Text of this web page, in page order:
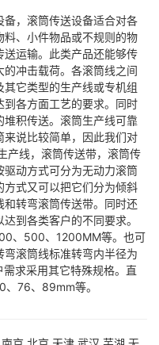
，滚筒传送设备适合对各
、小件物品或不规则的物
运输。此类产品还能够传
冲击载荷。各滚筒线之间
它类型的生产线或专机组
各方面工艺的要求。同时
积传送。滚筒生产线可靠
说比较简单，因此我们对
产线，滚筒传送带，滚筒传
动方式可分为无动力滚筒
式又可以把它们分为倾斜
转弯滚筒传送带。同时还
到各类客户的不同要求。
、500、1200MM等。也可
滚筒线标准转弯内半径为
求采用其它特殊规格。直
76、89mm等。